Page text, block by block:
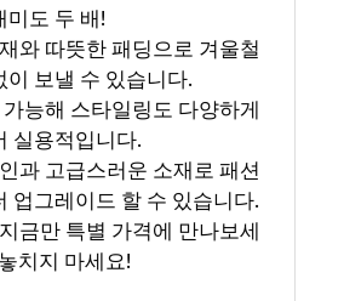
미도 두 배!
와 따뜻한 패딩으로 겨울철
이 보낼 수 있습니다.
능해 스타일링도 다양하게
실용적입니다.
과 고급스러운 소재로 패션
업그레이드 할 수 있습니다.
금만 특별 가격에 만나보세
치지 마세요!